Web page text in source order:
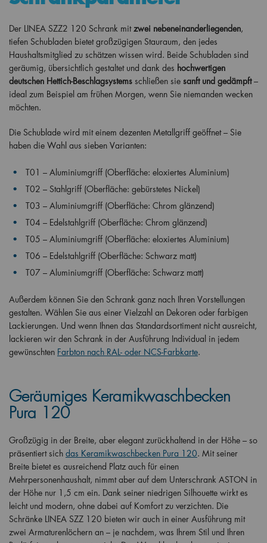
Der LINEA SZZ2 120 Schrank mitzwei nebeneinanderliegenden,
tiefen Schubladen bietet großzügigen Stauraum, den jedes
Haushaltsmitglied zu schätzen wissen wird. Beide Schubladen sind
geräumig, übersichtlich gestaltet und dank des hochwertigen
deutschen Hettich-Beschlagsystems schließen sie sanft und gedämpft–
ideal zum Beispiel am frühen Morgen, wenn Sie niemanden wecken
möchten.
Die Schublade wird mit einem dezenten Metallgriff geöffnet – Sie
haben die Wahl aus sieben Varianten:
T01 – Aluminiumgriff (Oberfläche: eloxiertes Aluminium)
T02 – Stahlgriff (Oberfläche: gebürstetes Nickel)
T03 – Aluminiumgriff (Oberfläche: Chrom glänzend)
T04 – Edelstahlgriff (Oberfläche: Chrom glänzend)
T05 – Aluminiumgriff (Oberfläche: eloxiertes Aluminium)
T06 – Edelstahlgriff (Oberfläche: Schwarz matt)
T07 – Aluminiumgriff (Oberfläche: Schwarz matt)
Außerdem können Sie den Schrank ganz nach Ihren Vorstellungen
gestalten. Wählen Sie aus einer Vielzahl an Dekoren oder farbigen
Lackierungen. Und wenn Ihnen das Standardsortiment nicht ausreicht,
lackieren wir den Schrank in der Ausführung Individual in jedem
gewünschten Farbton nach RAL- oder NCS-Farbkarte.
Geräumiges Keramikwaschbecken
Pura 120
Großzügig in der Breite, aber elegant zurückhaltend in der Höhe – so
präsentiert sich das Keramikwaschbecken Pura 120. Mit seiner
Breite bietet es ausreichend Platz auch für einen
Mehrpersonenhaushalt, nimmt aber auf dem Unterschrank ASTON in
der Höhe nur 1,5 cm ein. Dank seiner niedrigen Silhouette wirkt es
leicht und modern, ohne dabei auf Komfort zu verzichten. Die
Schränke LINEA SZZ 120 bieten wir auch in einer Ausführung mit
zwei Armaturenlöchern an – je nachdem, was Ihrem Stil und Ihren